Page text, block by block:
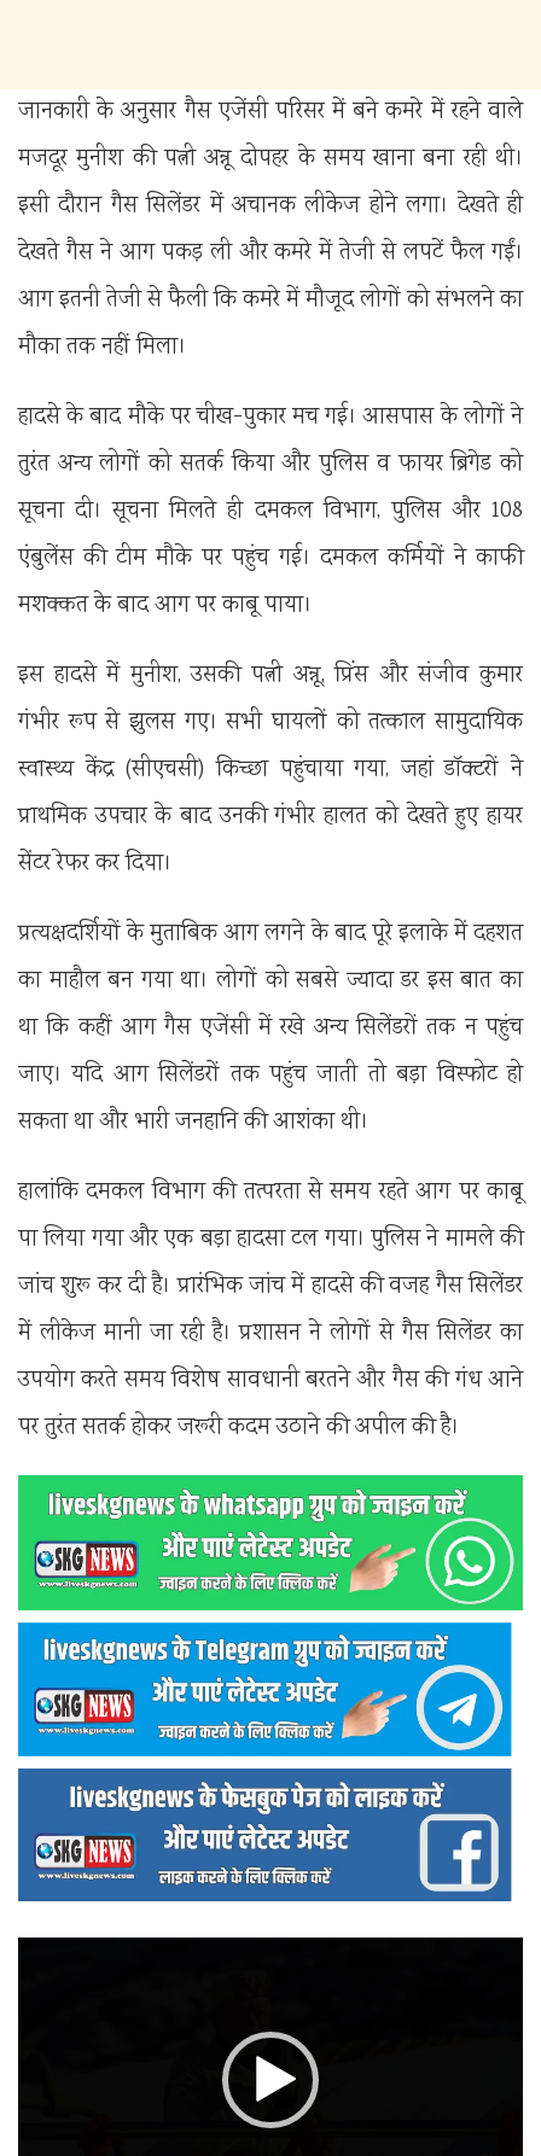
जानकारी के अनुसार गैस एजेंसी परिसर में बने कमरे में रहने वाले
मजदूर मुनीश की पत्नी अन्नू दोपहर के समय खाना बना रही थी।
इसी दौरान गैस सिलेंडर में अचानक लीकेज होने लगा। देखते ही
देखते गैस ने आग पकड़ ली और कमरे में तेजी से लपटें फैल गईं।
आग इतनी तेजी से फैली कि कमरे में मौजूद लोगों को संभलने का
मौका तक नहीं मिला।
हादसे के बाद मौके पर चीख-पुकार मच गई। आसपास के लोगों ने
तुरंत अन्य लोगों को सतर्क किया और पुलिस व फायर ब्रिगेड को
सूचना दी। सूचना मिलते ही दमकल विभाग, पुलिस और 108
एंबुलेंस की टीम मौके पर पहुंच गई। दमकल कर्मियों ने काफी
मशक्कत के बाद आग पर काबू पाया।
इस हादसे में मुनीश, उसकी पत्नी अन्नू, प्रिंस और संजीव कुमार
गंभीर रूप से झुलस गए। सभी घायलों को तत्काल सामुदायिक
स्वास्थ्य केंद्र (सीएचसी) किच्छा पहुंचाया गया, जहां डॉक्टरों ने
प्राथमिक उपचार के बाद उनकी गंभीर हालत को देखते हुए हायर
सेंटर रेफर कर दिया।
प्रत्यक्षदर्शियों के मुताबिक आग लगने के बाद पूरे इलाके में दहशत
का माहौल बन गया था। लोगों को सबसे ज्यादा डर इस बात का
था कि कहीं आग गैस एजेंसी में रखे अन्य सिलेंडरों तक न पहुंच
जाए। यदि आग सिलेंडरों तक पहुंच जाती तो बड़ा विस्फोट हो
सकता था और भारी जनहानि की आशंका थी।
हालांकि दमकल विभाग की तत्परता से समय रहते आग पर काबू
पा लिया गया और एक बड़ा हादसा टल गया। पुलिस ने मामले की
जांच शुरू कर दी है। प्रारंभिक जांच में हादसे की वजह गैस सिलेंडर
में लीकेज मानी जा रही है। प्रशासन ने लोगों से गैस सिलेंडर का
उपयोग करते समय विशेष सावधानी बरतने और गैस की गंध आने
पर तुरंत सतर्क होकर जरूरी कदम उठाने की अपील की है।